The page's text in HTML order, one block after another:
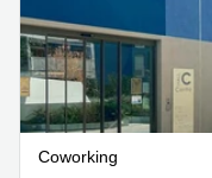
Coworking